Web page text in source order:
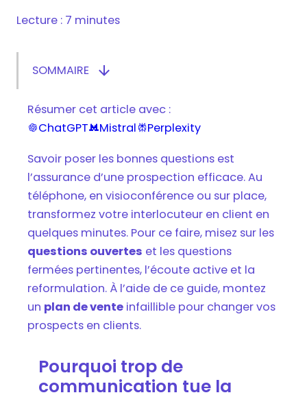
Lecture : 7 minutes
SOMMAIRE Afficher/masquer le sommaire
communication ?
Comment structurer un plan de découverte
client ?
Comment inciter un prospect à prendre sa
décision ?
Comment maîtriser la prospection orale ?
Tout comprendre pour réussir sa découverte
client et améliorer ses ventes
Résumer cet article avec :
ChatGPTMistral Perplexity
Savoir poser les bonnes questions est
l’assurance d’une prospection efficace. Au
téléphone, en visioconférence ou sur place,
transformez votre interlocuteur en client en
quelques minutes. Pour ce faire, misez sur les
questions ouvertes et les questions
fermées pertinentes, l’écoute active et la
reformulation. À l’aide de ce guide, montez
un plan de vente infaillible pour changer vos
prospects en clients.
Pourquoi trop de
communication tue la